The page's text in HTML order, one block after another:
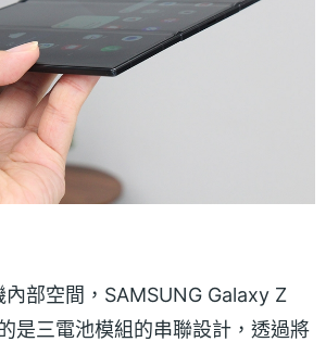
部空間，SAMSUNG Galaxy Z
是三電池模組的串聯設計，透過將